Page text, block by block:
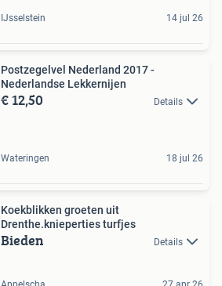
IJsselstein 14 jul 26
Postzegelvel Nederland 2017 -
Nederlandse Lekkernijen
€ 12,50 Details
Wateringen 18 jul 26
Koekblikken groeten uit
Drenthe.knieperties turfjes
Bieden Details